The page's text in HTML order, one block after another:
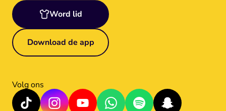
Word lid
Download de app
Volg ons